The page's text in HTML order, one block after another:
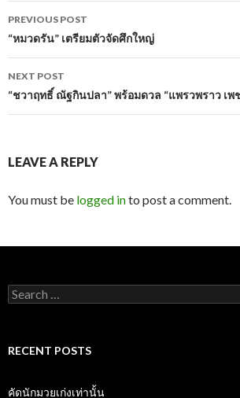
Post
navigation
PREVIOUS POST
“หมวดรัน” เตรียมตัวจัดศึกใหญ่
NEXT POST
“ชวาฤทธิ์ ณัฐกินปลา” พร้อมดวล “แพรวพราว เพ
LEAVE A REPLY
You must be logged into post a comment.
Search
for:
RECENT POSTS
คัดนักมวยเก่งเท่านั้น